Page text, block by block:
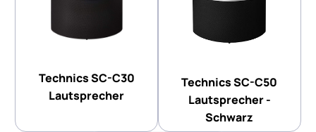
Technics SC-C30
Lautsprecher
Technics SC-C50
Lautsprecher -
Schwarz